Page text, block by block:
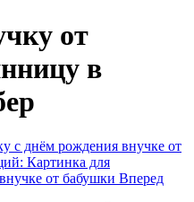
от
в
с днём рождения внучке от
Картинка для
от бабушки Вперед